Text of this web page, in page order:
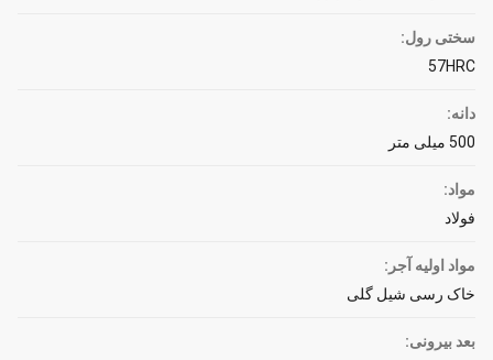
سختی رول:
57HRC
دانه:
500 میلی متر
مواد:
فولاد
مواد اولیه آجر:
خاک رسی شیل گلی
بعد بیرونی: